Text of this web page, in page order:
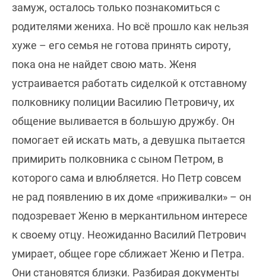
замуж, осталось только познакомиться с
родителями жениха. Но всё прошло как нельзя
хуже – его семья не готова принять сироту,
пока она не найдет свою мать. Женя
устраивается работать сиделкой к отставному
полковнику полиции Василию Петровичу, их
общение выливается в большую дружбу. Он
помогает ей искать мать, а девушка пытается
примирить полковника с сыном Петром, в
которого сама и влюбляется. Но Петр совсем
не рад появлению в их доме «приживалки» – он
подозревает Женю в меркантильном интересе
к своему отцу. Неожиданно Василий Петрович
умирает, общее горе сближает Женю и Петра.
Они становятся близки. Разбирая документы